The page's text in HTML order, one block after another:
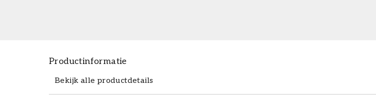
Productinformatie
Bekijk alle productdetails